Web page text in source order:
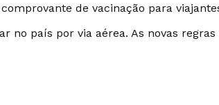
comprovante de vacinação para
no país por via aérea. As novas